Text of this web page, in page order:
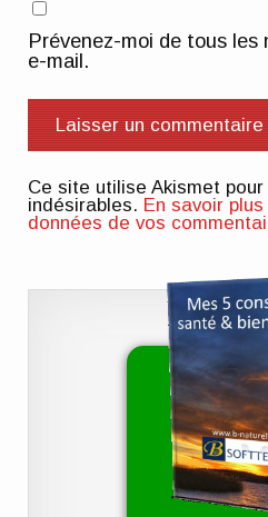
Prévenez-moi de tous les
e-mail.
Ce site utilise Akismet
indésirables. En savoir
données de vos